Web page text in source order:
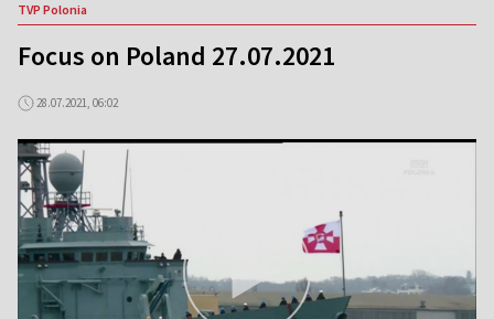
TVP Polonia
Focus on Poland 27.07.2021
28.07.2021, 06:02